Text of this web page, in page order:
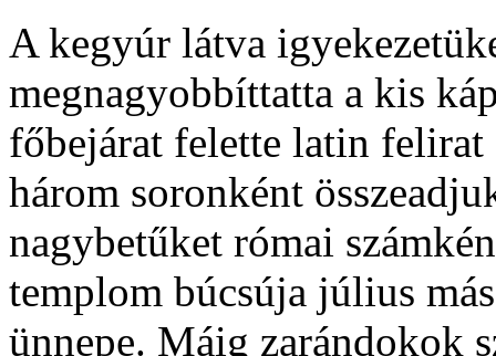
A kegyúr látva
megnagyobbíttatta a kis
főbejárat felette latin felirat
három soronként
nagybetűket római
templom búcsúja július
ünnepe. Máig zarándokok